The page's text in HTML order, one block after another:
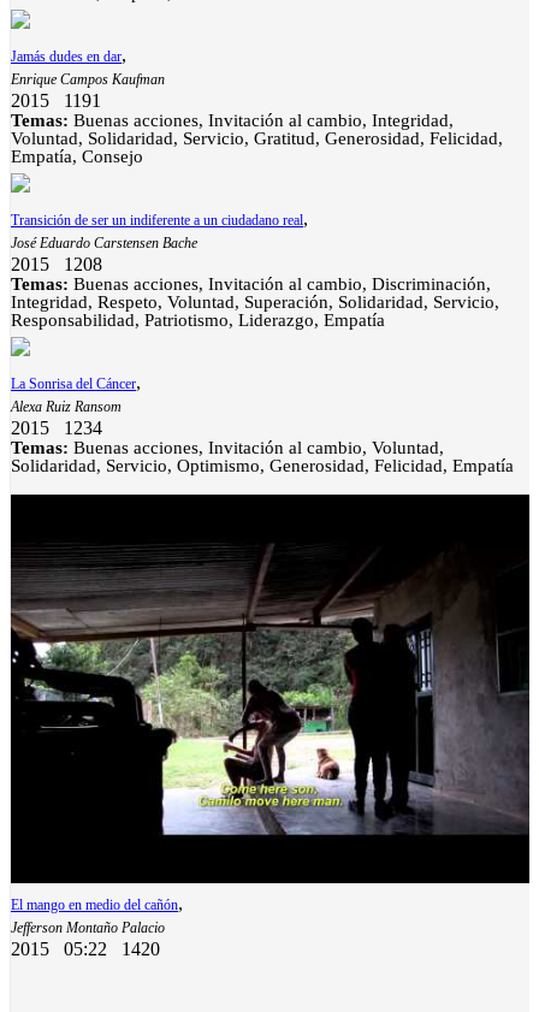
Jamás dudes en dar,
Enrique Campos Kaufman
2015 1191
Temas: Buenas acciones, Invitación al cambio, Integridad,
Voluntad, Solidaridad, Servicio, Gratitud, Generosidad, Felicidad,
Empatía, Consejo
Transición de ser un indiferente a un ciudadano real,
José Eduardo Carstensen Bache
2015 1208
Temas: Buenas acciones, Invitación al cambio, Discriminación,
Integridad, Respeto, Voluntad, Superación, Solidaridad, Servicio,
Responsabilidad, Patriotismo, Liderazgo, Empatía
La Sonrisa del Cáncer,
Alexa Ruiz Ransom
2015 1234
Temas: Buenas acciones, Invitación al cambio, Voluntad,
Solidaridad, Servicio, Optimismo, Generosidad, Felicidad, Empatía
El mango en medio del cañón,
Jefferson Montaño Palacio
2015 05:22 1420